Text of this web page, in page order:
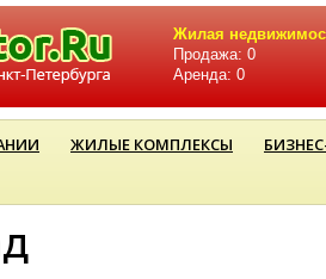
Жилая
Продажа: 0
Аренда: 0
ЖИЛЫЕ КОМПЛЕКСЫ